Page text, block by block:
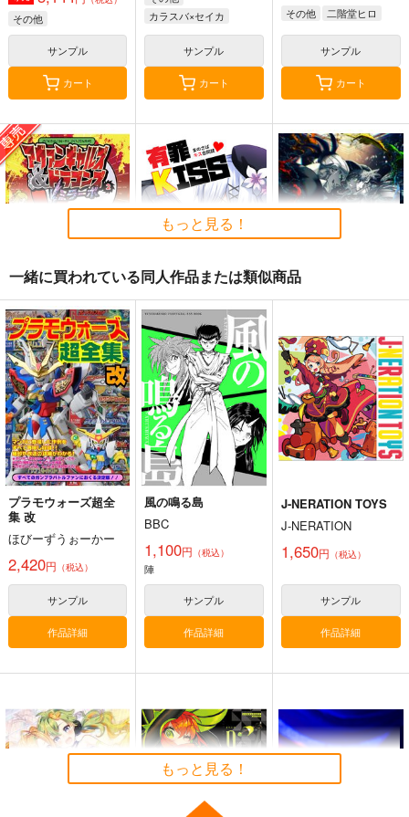
その他
サンプル
カート
カラスバ×セイカ
サンプル
カート
その他 二階堂ヒロ
サンプル
カート
アヴァンギャルズ&ド
ラゴンズVSミラーボ
キヅタ荘
専売 1,100円（税込）
その他
コルサ
ハッサク
ミラーボ
サンプル
カート
有罪KISS～まのさば
キス合同誌～
ぽにゃあん
770円（税込）
その他
桜羽エマ×紫藤アリサ、蓮見レイア×二階堂ヒロ
サンプル
カート
人生あの日まで君と競
走
8,561円（税込）
その他
キバナ
ダンデ
マサル
カート
スマホに凸っただけな
横：オリビエ乳寄せ
_BD2(HanhChu)_sB2
タペストリー
くわい屋
円（税込）
ポケッ●モン●ター ス
カーレット・バイオレ
モ-160X50cm抱き枕
eb
もっと見る！
一緒に買われている同人作品または類似商品
プラモウォーズ超全
集 改
ほびーずうぉーかー
2,420円 （税込）
サンプル
作品詳細
風の鳴る島
BBC
1,100円 （税込）
陣
サンプル
作品詳細
J-NERATION TOYS
J-NERATION
1,650円 （税込）
サンプル
作品詳細
もっと見る！